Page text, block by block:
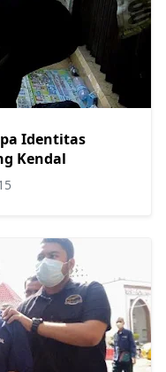
Identitas
Kendal